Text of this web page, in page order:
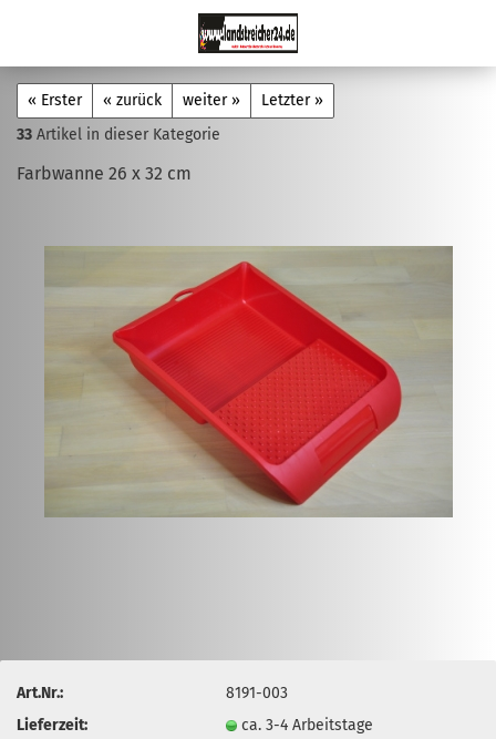
« Erster « zurück weiter »
Letzter »
33 Artikel in dieser Kategorie
Farbwanne 26 x 32 cm
Art.Nr.:
8191-003
Lieferzeit:
ca. 3-4 Arbeitstage